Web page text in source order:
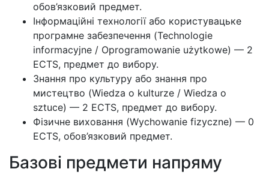
обов’язковий предмет.
Інформаційні технології або користувацьке
програмне забезпечення (Technologie
informacyjne / Oprogramowanie użytkowe) — 2
ECTS, предмет до вибору.
Знання про культуру або знання про
мистецтво (Wiedza o kulturze / Wiedza o
sztuce) — 2 ECTS, предмет до вибору.
Фізичне виховання (Wychowanie fizyczne) — 0
ECTS, обов’язковий предмет.
Базові предмети напряму